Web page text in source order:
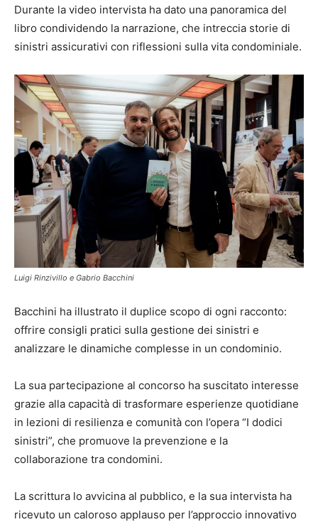
Durante la video intervista ha dato una panoramica del
libro condividendo la narrazione, che intreccia storie di
sinistri assicurativi con riflessioni sulla vita condominiale.
Luigi Rinzivillo e Gabrio Bacchini
Bacchini ha illustrato il duplice scopo di ogni racconto:
offrire consigli pratici sulla gestione dei sinistri e
analizzare le dinamiche complesse in un condominio.
La sua partecipazione al concorso ha suscitato interesse
grazie alla capacità di trasformare esperienze quotidiane
in lezioni di resilienza e comunità con l’opera “I dodici
sinistri”, che promuove la prevenzione e la
collaborazione tra condomini.
La scrittura lo avvicina al pubblico, e la sua intervista ha
ricevuto un caloroso applauso per l’approccio innovativo